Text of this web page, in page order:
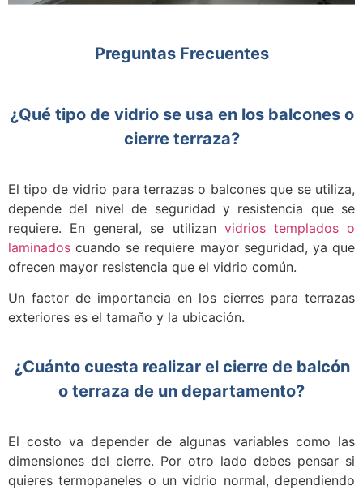
Preguntas Frecuentes
¿Qué tipo de vidrio se usa en los balcones o
cierre terraza?
El tipo de vidrio para terrazas o balcones que se utiliza,
depende del nivel de seguridad y resistencia que se
requiere. En general, se utilizan vidrios templados o
laminados cuando se requiere mayor seguridad, ya que
ofrecen mayor resistencia que el vidrio común.
Un factor de importancia en los cierres para terrazas
exteriores es el tamaño y la ubicación.
¿Cuánto cuesta realizar el cierre de balcón
o terraza de un departamento?
El costo va depender de algunas variables como las
dimensiones del cierre. Por otro lado debes pensar si
quieres termopaneles o un vidrio normal, dependiendo